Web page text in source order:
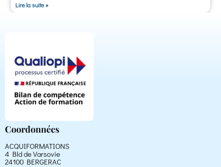
Lire la suite »
Coordonnées
ACQUIFORMATIONS
4 Bld de Varsovie
24100 BERGERAC